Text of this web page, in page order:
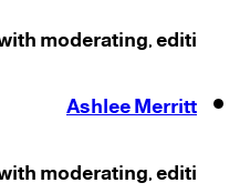
moderating, editi...
Ashlee Merritt
moderating, editi...